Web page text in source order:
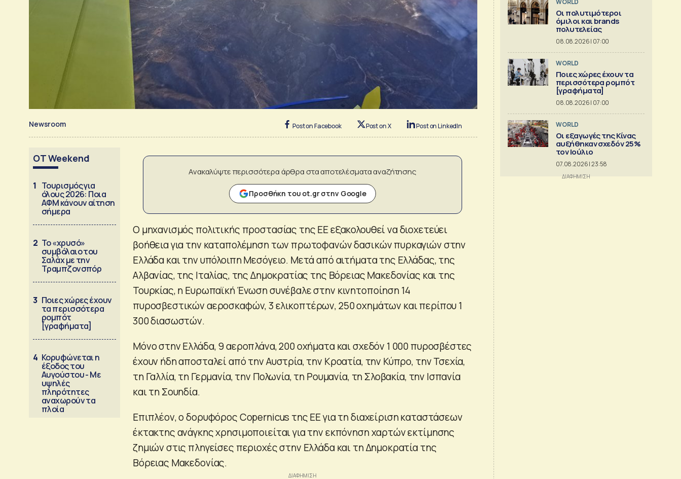
Newsroom Post on Facebook Post on X Post on LinkedIn
OT Weekend
1 Τουρισμός για
όλους 2026: Ποια
ΑΦΜ κάνουν αίτηση
σήμερα
2 Το «χρυσό»
συμβόλαιο του
Σαλάχ με την
Τραμπζονσπόρ
3 Ποιες χώρες έχουν
τα περισσότερα
ρομπότ
[γραφήματα]
4 Κορυφώνεται η
έξοδος του
Αυγούστου - Με
υψηλές
πληρότητες
αναχωρούν τα
πλοία
Ανακαλύψτε περισσότερα άρθρα στα αποτελέσματα αναζήτησης
Προσθήκη του ot.gr στην Google
Ο μηχανισμός πολιτικής προστασίας της ΕΕ εξακολουθεί να διοχετεύει
βοήθεια για την καταπολέμηση των πρωτοφανών δασικών πυρκαγιών στην
Ελλάδα και την υπόλοιπη Μεσόγειο. Μετά από αιτήματα της Ελλάδας, της
Αλβανίας, της Ιταλίας, της Δημοκρατίας της Βόρειας Μακεδονίας και της
Τουρκίας, η Ευρωπαϊκή Ένωση συνέβαλε στην κινητοποίηση 14
πυροσβεστικών αεροσκαφών, 3 ελικοπτέρων, 250 οχημάτων και περίπου 1
300 διασωστών.
Μόνο στην Ελλάδα, 9 αεροπλάνα, 200 οχήματα και σχεδόν 1 000 πυροσβέστες
έχουν ήδη αποσταλεί από την Αυστρία, την Κροατία, την Κύπρο, την Τσεχία,
τη Γαλλία, τη Γερμανία, την Πολωνία, τη Ρουμανία, τη Σλοβακία, την Ισπανία
και τη Σουηδία.
Επιπλέον, ο δορυφόρος Copernicus της ΕΕ για τη διαχείριση καταστάσεων
έκτακτης ανάγκης χρησιμοποιείται για την εκπόνηση χαρτών εκτίμησης
ζημιών στις πληγείσες περιοχές στην Ελλάδα και τη Δημοκρατία της
Βόρειας Μακεδονίας.
WORLD
Οι πολυτιμότεροι
όμιλοι και brands
πολυτελείας
08.08.2026 | 07:00
WORLD
Ποιες χώρες έχουν τα
περισσότερα ρομπότ
[γραφήματα]
08.08.2026 | 07:00
WORLD
Οι εξαγωγές της Κίνας
αυξήθηκαν σχεδόν 25%
τον Ιούλιο
07.08.2026 | 23:58